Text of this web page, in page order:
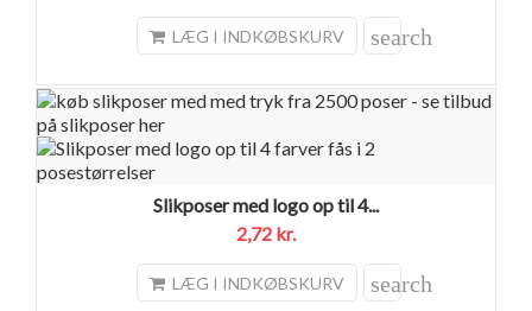
LÆG I INDKØBSKURV search
Slikposer med logo op til 4...
2,72 kr.
LÆG I INDKØBSKURV search